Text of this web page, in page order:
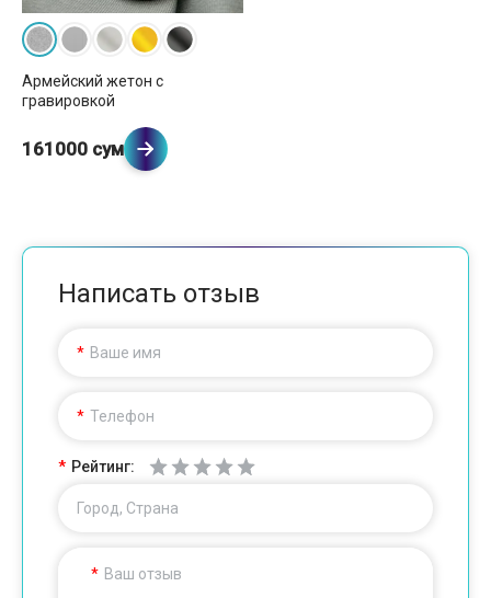
Армейский жетон с
гравировкой
161000 сум
Написать отзыв
Ваше имя
Телефон
Рейтинг:
Город, Страна
Ваш отзыв